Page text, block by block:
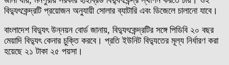
বিদ্যুৎকেন্দ্রটি প্রয়োজন অনুযায়ী সোলার ব্যাটারি এবং ডিজেলে চালানো যাবে।
বাংলাদেশ বিদ্যুৎ উন্নয়ন বোর্ড জানায়, বিদ্যুৎকেন্দ্রটির সঙ্গে পিডিবি ২০ বছর
মেয়াদি বিদ্যুৎ কেনার চুক্তি করবে। প্রতি ইউনিট বিদ্যুতের মূল্য নির্ধারণ করা
হয়েছে ২১ টাকা ২৫ পয়সা।